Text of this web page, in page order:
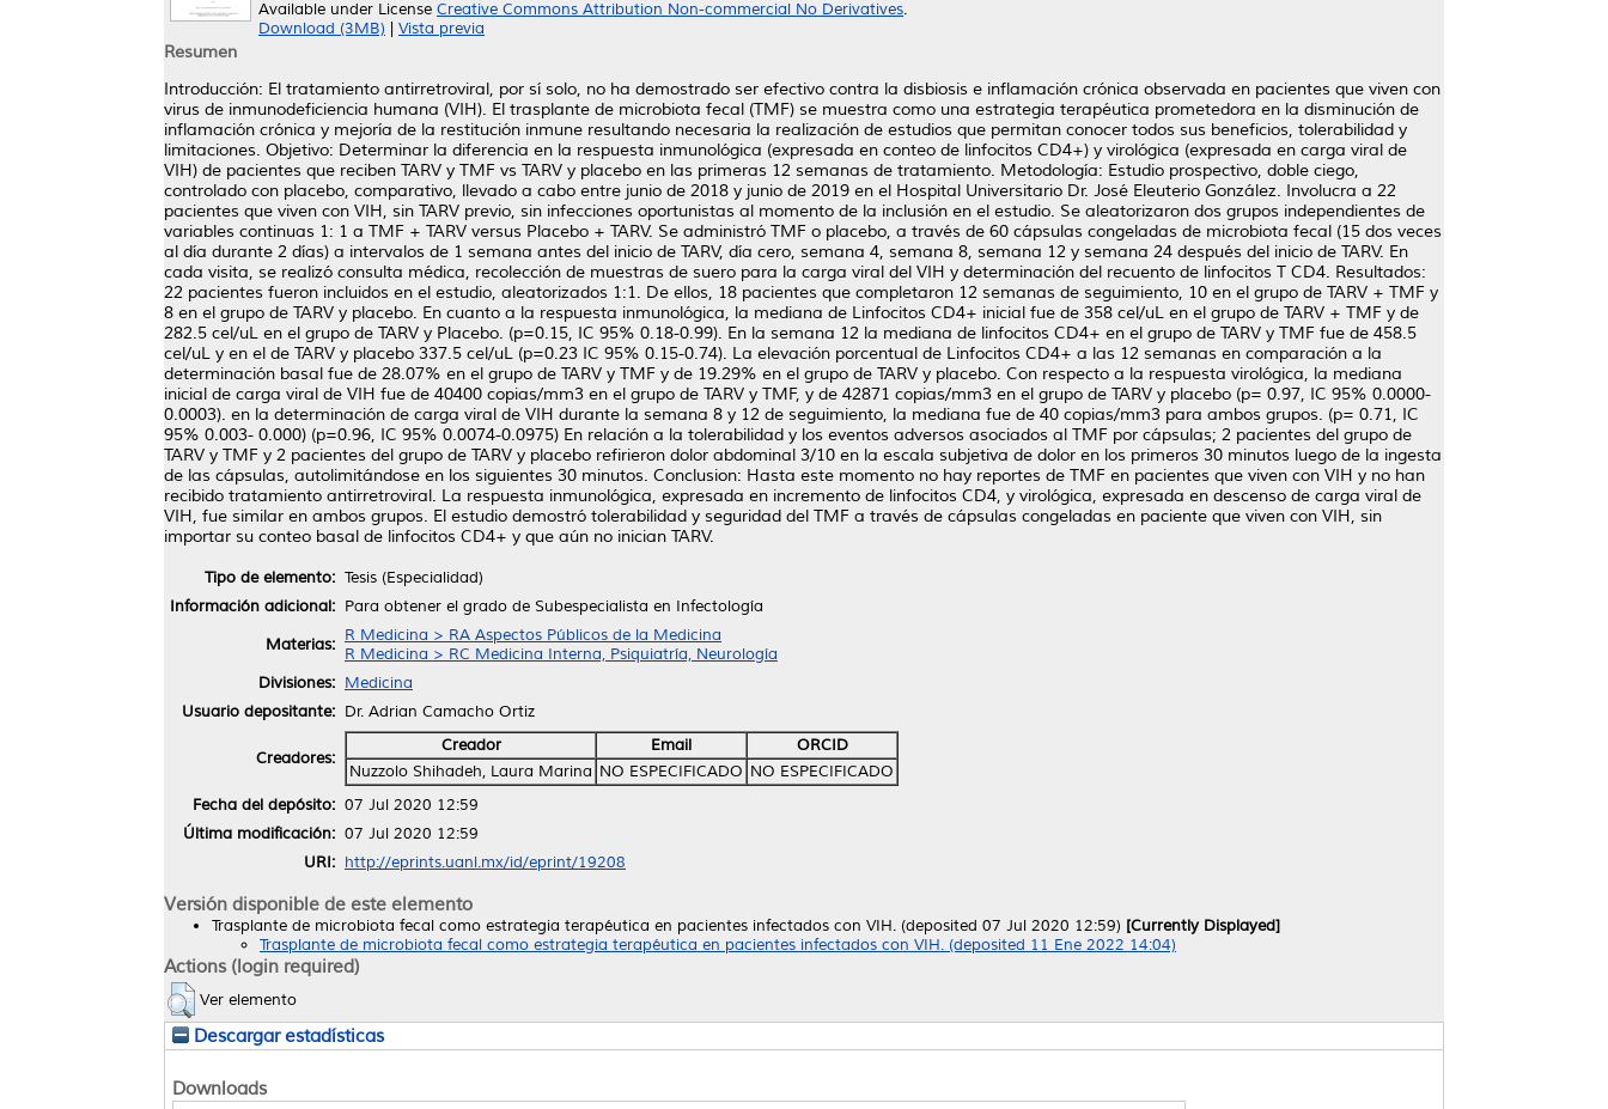
Available under License Creative Commons Attribution Non-commercial No Derivatives.
Download (3MB)
Vista previa
Resumen
Introducción: El tratamiento antirretroviral, por sí solo, no ha demostrado ser efectivo contra la disbiosis e inflamación crónica observada en pacientes que viven con
virus de inmunodeficiencia humana (VIH). El trasplante de microbiota fecal (TMF) se muestra como una estrategia terapéutica prometedora en la disminución de
inflamación crónica y mejoría de la restitución inmune resultando necesaria la realización de estudios que permitan conocer todos sus beneficios, tolerabilidad y
limitaciones. Objetivo: Determinar la diferencia en la respuesta inmunológica (expresada en conteo de linfocitos CD4+) y virológica (expresada en carga viral de
VIH) de pacientes que reciben TARV y TMF vs TARV y placebo en las primeras 12 semanas de tratamiento. Metodología: Estudio prospectivo, doble ciego,
controlado con placebo, comparativo, llevado a cabo entre junio de 2018 y junio de 2019 en el Hospital Universitario Dr. José Eleuterio González. Involucra a 22
pacientes que viven con VIH, sin TARV previo, sin infecciones oportunistas al momento de la inclusión en el estudio. Se aleatorizaron dos grupos independientes de
variables continuas 1: 1 a TMF + TARV versus Placebo + TARV. Se administró TMF o placebo, a través de 60 cápsulas congeladas de microbiota fecal (15 dos veces
al día durante 2 días) a intervalos de 1 semana antes del inicio de TARV, día cero, semana 4, semana 8, semana 12 y semana 24 después del inicio de TARV. En
cada visita, se realizó consulta médica, recolección de muestras de suero para la carga viral del VIH y determinación del recuento de linfocitos T CD4. Resultados:
22 pacientes fueron incluidos en el estudio, aleatorizados 1:1. De ellos, 18 pacientes que completaron 12 semanas de seguimiento, 10 en el grupo de TARV + TMF y
8 en el grupo de TARV y placebo. En cuanto a la respuesta inmunológica, la mediana de Linfocitos CD4+ inicial fue de 358 cel/uL en el grupo de TARV + TMF y de
282.5 cel/uL en el grupo de TARV y Placebo. (p=0.15, IC 95% 0.18-0.99). En la semana 12 la mediana de linfocitos CD4+ en el grupo de TARV y TMF fue de 458.5
cel/uL y en el de TARV y placebo 337.5 cel/uL (p=0.23 IC 95% 0.15-0.74). La elevación porcentual de Linfocitos CD4+ a las 12 semanas en comparación a la
determinación basal fue de 28.07% en el grupo de TARV y TMF y de 19.29% en el grupo de TARV y placebo. Con respecto a la respuesta virológica, la mediana
inicial de carga viral de VIH fue de 40400 copias/mm3 en el grupo de TARV y TMF, y de 42871 copias/mm3 en el grupo de TARV y placebo (p= 0.97, IC 95% 0.0000-
0.0003). en la determinación de carga viral de VIH durante la semana 8 y 12 de seguimiento, la mediana fue de 40 copias/mm3 para ambos grupos. (p= 0.71, IC
95% 0.003- 0.000) (p=0.96, IC 95% 0.0074-0.0975) En relación a la tolerabilidad y los eventos adversos asociados al TMF por cápsulas; 2 pacientes del grupo de
TARV y TMF y 2 pacientes del grupo de TARV y placebo refirieron dolor abdominal 3/10 en la escala subjetiva de dolor en los primeros 30 minutos luego de la ingesta
de las cápsulas, autolimitándose en los siguientes 30 minutos. Conclusion: Hasta este momento no hay reportes de TMF en pacientes que viven con VIH y no han
recibido tratamiento antirretroviral. La respuesta inmunológica, expresada en incremento de linfocitos CD4, y virológica, expresada en descenso de carga viral de
VIH, fue similar en ambos grupos. El estudio demostró tolerabilidad y seguridad del TMF a través de cápsulas congeladas en paciente que viven con VIH, sin
importar su conteo basal de linfocitos CD4+ y que aún no inician TARV.
Tipo de elemento: Tesis (Especialidad)
Información adicional: Para obtener el grado de Subespecialista en Infectología
Materias: R Medicina > RA Aspectos Públicos de la Medicina
R Medicina > RC Medicina Interna, Psiquiatría, Neurología
Divisiones: Medicina
Usuario depositante: Dr. Adrian Camacho Ortiz
Creadores:
Creador Email
ORCID
Nuzzolo Shihadeh, Laura Marina NO ESPECIFICADO NO ESPECIFICADO
Fecha del depósito: 07 Jul 2020 12:59
Última modificación: 07 Jul 2020 12:59
URI: http://eprints.uanl.mx/id/eprint/19208
Versión disponible de este elemento
Trasplante de microbiota fecal como estrategia terapéutica en pacientes infectados con VIH. (deposited 07 Jul 2020 12:59) [Currently Displayed]
Trasplante de microbiota fecal como estrategia terapéutica en pacientes infectados con VIH. (deposited 11 Ene 2022 14:04)
Actions (login required)
Ver elemento
Descargar estadísticas
Downloads